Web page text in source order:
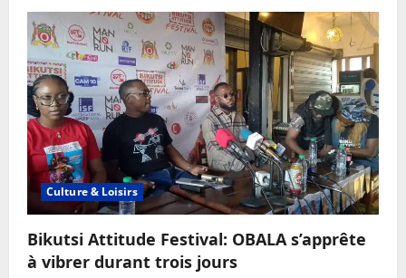
Culture & Loisirs
Bikutsi Attitude Festival: OBALA s’apprête
à vibrer durant trois jours